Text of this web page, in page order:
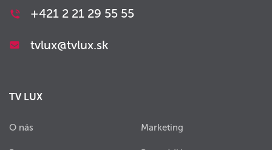
+421 2 21 29 55 55
tvlux@tvlux.sk
TV LUX
O nás Marketing